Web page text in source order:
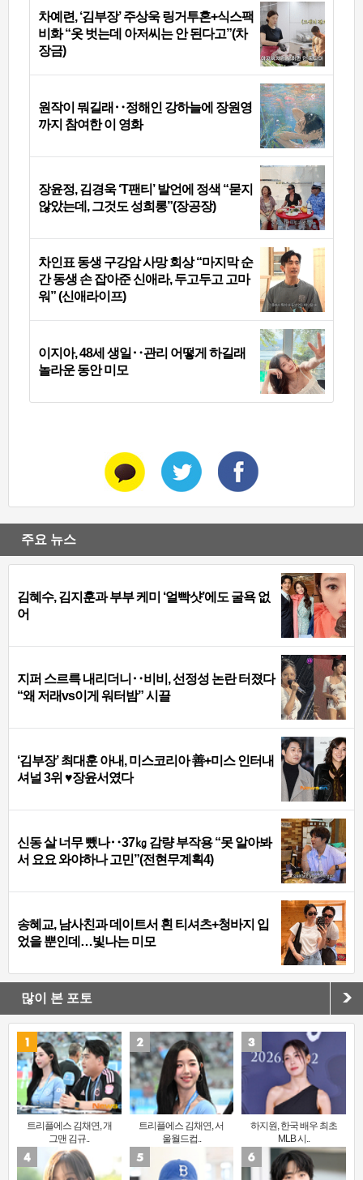
차예련, ‘김부장’ 주상욱 링거투혼+식스팩
비화 “옷 벗는데 아저씨는 안 된다고”(차
장금)
원작이 뭐길래‥정해인 강하늘에 장원영
까지 참여한 이 영화
장윤정, 김경욱 ‘T팬티’ 발언에 정색 “묻지
않았는데, 그것도 성희롱”(장공장)
차인표 동생 구강암 사망 회상 “마지막 순
간 동생 손 잡아준 신애라, 두고두고 고마
워” (신애라이프)
이지아, 48세 생일‥관리 어떻게 하길래
놀라운 동안 미모
주요 뉴스
김혜수, 김지훈과 부부 케미 ‘얼빡샷’에도 굴욕 없
어
지퍼 스르륵 내리더니‥비비, 선정성 논란 터졌다
“왜 저래vs이게 워터밤” 시끌
‘김부장’ 최대훈 아내, 미스코리아 善+미스 인터내
셔널 3위 ♥장윤서였다
신동 살 너무 뺐나‥37㎏ 감량 부작용 “못 알아봐
서 요요 와야하나 고민”(전현무계획4)
송혜교, 남사친과 데이트서 흰 티셔츠+청바지 입
었을 뿐인데…빛나는 미모
많이 본 포토
트리플에스 김채연, 개
그맨 김규..
트리플에스 김채연, 서
울월드컵..
하지원, 한국 배우 최초
MLB 시..